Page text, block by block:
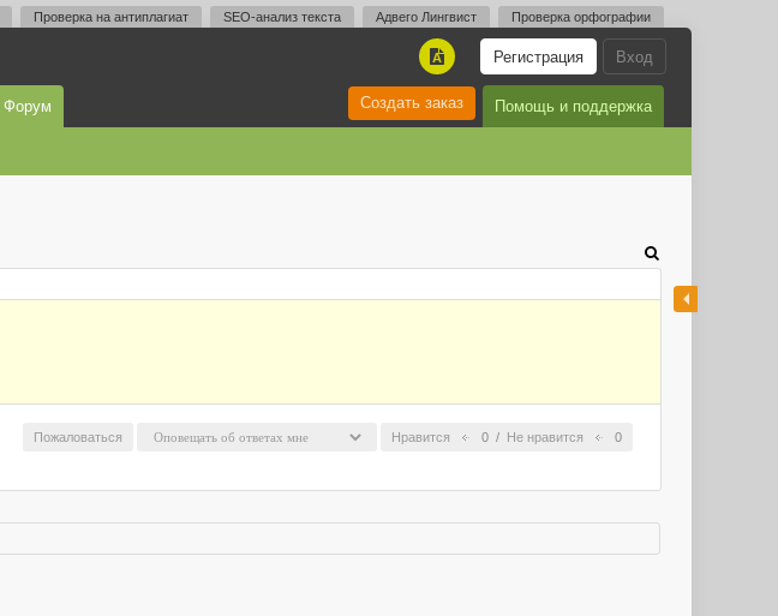
Проверка на антиплагиат SEO-анализ текста Адвего Лингвист Проверка орфографии
Вход
Регистрация
A
Форум Помощь и поддержка
Создать заказ
Нравится 0 / Не нравится 0
Пожаловаться